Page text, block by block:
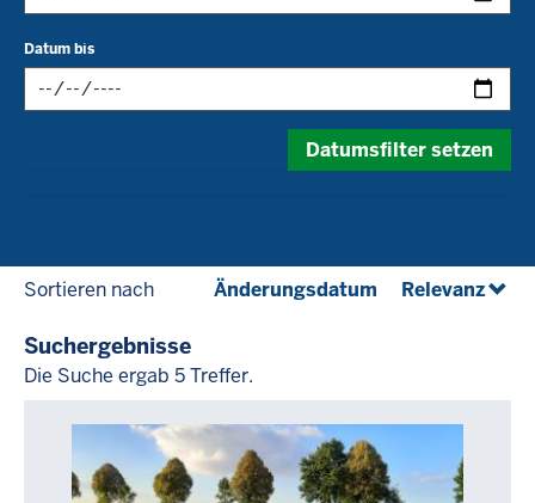
im
folgenden
Format
Datum bis
tt.mm.jjjj
Datumsfilter setzen
Sortieren nach Änderungsdatum (aufsteigend)
Relevanz
Suchergebnisse
Die Suche ergab 5 Treffer.
Die
ergab